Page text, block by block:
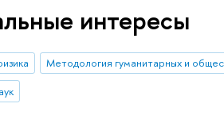
интересы
Методология гуманитарных и